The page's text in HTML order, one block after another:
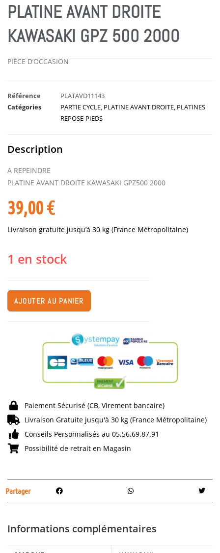
PLATINE AVANT DROITE
KAWASAKI GPZ 500 2000
PIÈCE D’OCCASION
Référence
PLATAVD11143
Catégories
PARTIE CYCLE PLATINE AVANT DROITE PLATINES
REPOSE-PIEDS
Description
A REPEINDRE
PLATINE AVANT DROITE KAWASAKI GPZ500 2000
39,00€
Livraison gratuite jusqu’à 30 kg (France Métropolitaine)
1 en stock
AJOUTER AU PANIER
Paiement Sécurisé (CB, Virement bancaire)
Livraison Gratuite jusqu'à 30 kg (France Métropolitaine)
Conseils Personnalisés au 05.56.69.87.91
Possibilité de retrait en Magasin
Partager
Informations complémentaires